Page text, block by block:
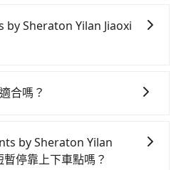
20分鐘。抵達高鐵站後，步
台排隊的時間約25分鐘，再乘
花50分鐘、車費900元後，抵
均每人花費為480元。但如果
接送，則每人平均花費約
要自己開車），最重要的是你
路邊可隨租隨借的iRent應該是
by Sheraton Yilan Jiaoxi
車費用預估進去，但額外的汽
自付。再者，和運的iRent只提
by Sheraton Yilan Jiaoxi
、Yoxi等，如果在路邊攔不
元間，若改選tripool的專
要考慮到回程，宜蘭縣僅有
合嗎？
購(租借300元/個)，讓您和孩子
by Sheraton Yilan
停靠上下車點嗎？